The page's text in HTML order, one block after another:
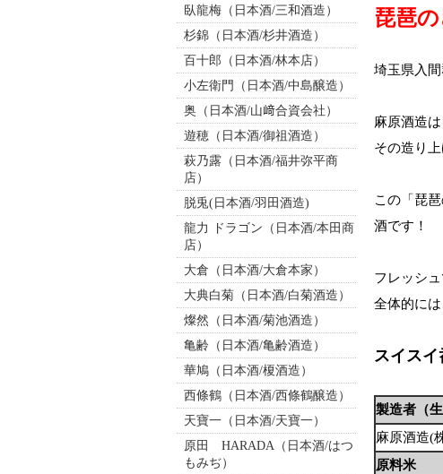
臥龍梅（日本酒/三和酒造）
杉錦（日本酒/杉井酒造）
百十郎（日本酒/林本店）
小左衛門（日本酒/中島醸造）
奥（日本酒/山﨑合資会社）
遊穂（日本酒/御祖酒造）
萩乃露（日本酒/福井弥平商
店）
脱兎(日本酒/羽田酒造)
龍力 ドラゴン（日本酒/本田商
店）
大倉（日本酒/大倉本家）
大典白菊（日本酒/白菊酒造）
燦然（日本酒/菊池酒造）
亀齢（日本酒/亀齢酒造）
華鳩（日本酒/榎酒造）
西條鶴（日本酒/西條鶴醸造）
天寶一（日本酒/天寶一）
原田 HARADA（日本酒/はつ
もみぢ）
琵琶
埼玉県入
麻原酒造
その造り
この「琵
酒です！
フレッシ
全体的に
スイスイ
製造者（生
麻原酒造(
原料米